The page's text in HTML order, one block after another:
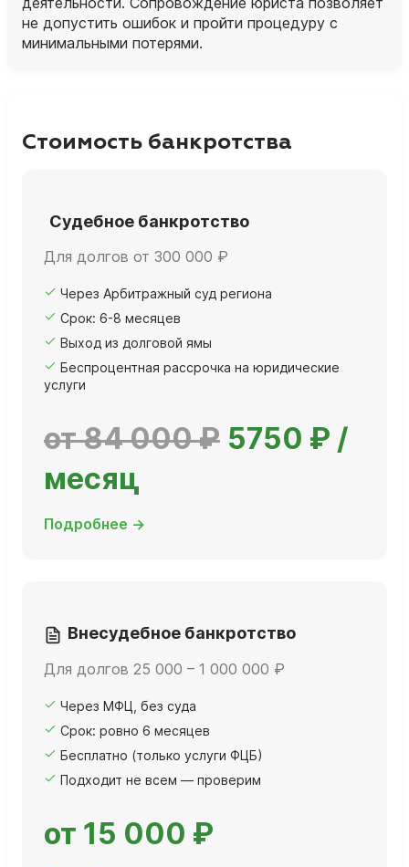
не допустить ошибок и пройти процедуру с
минимальными потерями.
Стоимость банкротства
Судебное банкротство
Для долгов от 300 000 ₽
Через Арбитражный суд региона
Срок: 6-8 месяцев
Выход из долговой ямы
Беспроцентная рассрочка на юридические
услуги
от 84 000 ₽ 5750 ₽ /
месяц
Подробнее →
Внесудебное банкротство
Для долгов 25 000 – 1 000 000 ₽
Через МФЦ, без суда
Срок: ровно 6 месяцев
Бесплатно (только услуги ФЦБ)
Подходит не всем — проверим
от 15 000 ₽